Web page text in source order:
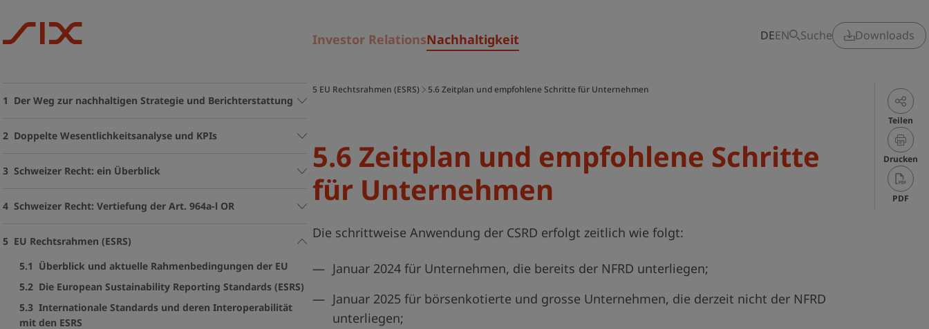
Investor RelationsNachhaltigkeit DEEN Suche Downloads
1 Der Weg zur nachhaltigen Strategie und Berichterstattung
2 Doppelte Wesentlichkeitsanalyse und KPIs
3 Schweizer Recht: ein Überblick
4 Schweizer Recht: Vertiefung der Art. 964a-l OR
5 EU­ Rechtsrahmen (ESRS)
5.1 Überblick und aktuelle Rahmenbedingungen der EU
5.2 Die European Sustainability Reporting Standards (ESRS)
5.3 Internationale Standards und deren Interoperabilität
mit den ESRS
5 EU­ Rechtsrahmen (ESRS) 5.6 Zeitplan und empfohlene Schritte für Unternehmen
5.6 Zeitplan und empfohlene Schritte
für Unternehmen
Die schrittweise Anwendung der CSRD erfolgt zeitlich wie folgt:
Januar 2024 für Unternehmen, die bereits der NFRD unterliegen;
Januar 2025 für börsenkotierte und grosse Unternehmen, die derzeit nicht der NFRD
unterliegen;
Teilen
Drucken
PDF